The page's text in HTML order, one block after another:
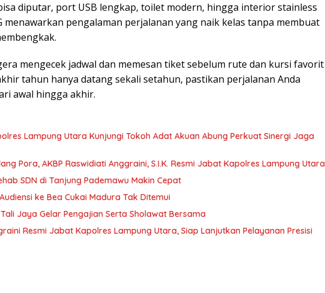
diputar, port USB lengkap, toilet modern, hingga interior stainless
menawarkan pengalaman perjalanan yang naik kelas tanpa membuat
mengecek jadwal dan memesan tiket sebelum rute dan kursi favorit
tahun hanya datang sekali setahun, pastikan perjalanan Anda
awal hingga akhir.
Lampung Utara Kunjungi Tokoh Adat Akuan Abung Perkuat Sinergi Jaga
Pora, AKBP Raswidiati Anggraini, S.I.K. Resmi Jabat Kapolres Lampung Utara
SDN di Tanjung Pademawu Makin Cepat
ke Bea Cukai Madura Tak Ditemui
Jaya Gelar Pengajian Serta Sholawat Bersama
Resmi Jabat Kapolres Lampung Utara, Siap Lanjutkan Pelayanan Presisi